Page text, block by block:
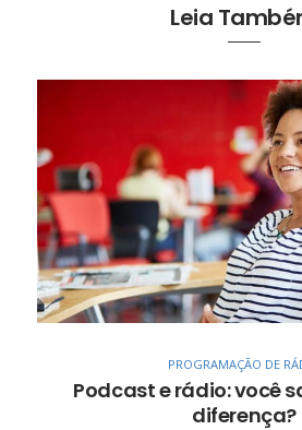
Leia
PROGRAMAÇÃO DE
Podcast e rádio: você
diferença?